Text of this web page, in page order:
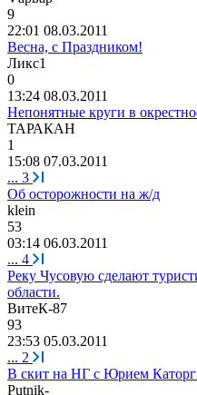
9
22:01 08.03.2011
Весна, с Праздником!
Ликс1
0
13:24 08.03.2011
Непонятные круги в
ТАРАКАН
1
15:08 07.03.2011
... 3
Об осторожности на ж/д
klein
53
03:14 06.03.2011
... 4
Реку Чусовую сделают
области.
ВитеК-87
93
23:53 05.03.2011
... 2
В скит на НГ с Юрием
Рutnik-